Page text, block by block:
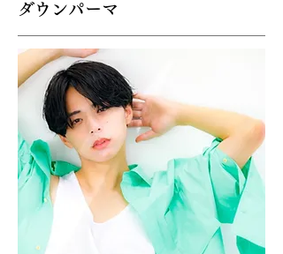
​ダウンパーマ